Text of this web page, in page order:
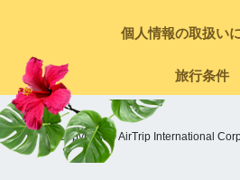
個人情報の取扱い
旅行条件
Copyright © AirTrip International